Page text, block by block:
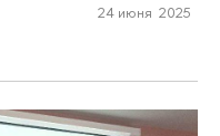
24 июня 2025